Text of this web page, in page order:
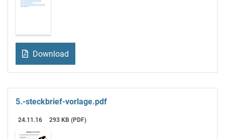
Download
5.-steckbrief-vorlage.pdf
24.11.16 293 KB (PDF)